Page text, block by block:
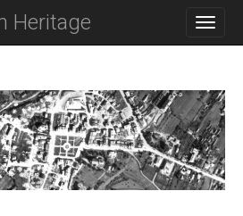
Heritage